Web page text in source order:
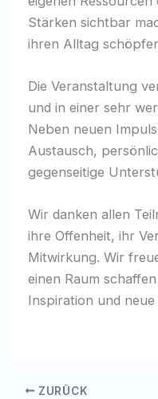
Stärken sichtbar
ihren Alltag
Die Veranstaltung
und in einer sehr
Neben neuen
Austausch,
gegenseitige
Wir danken allen
ihre Offenheit, ihr
Mitwirkung. Wir
einen Raum
Inspiration und
ZURÜCK